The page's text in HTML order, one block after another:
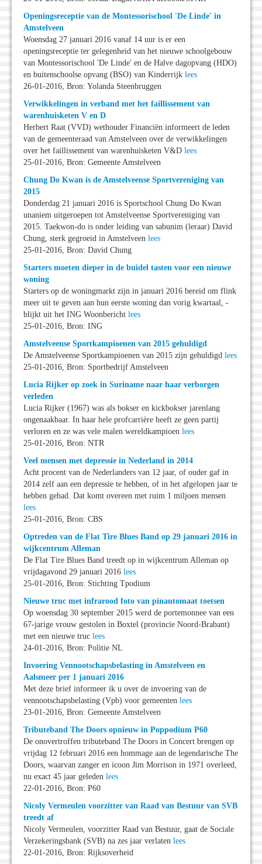
Openingsreceptie van de Montessorischool 'De Linde' in
Amstelveen
Woensdag 27 januari 2016 vanaf 14 uur is er een
openingsreceptie ter gelegenheid van het nieuwe schoolgebouw
van Montessorischool 'De Linde' en de Halve dagopvang (HDO)
en buitenschoolse opvang (BSO) van Kinderrijk lees
26-01-2016, Bron: Yolanda Steenbruggen
Verwikkelingen in verband met het faillissement van
warenhuisketen V en D
Herbert Raat (VVD) wethouder Financiën informeert de leden
van de gemeenteraad van Amstelveen over de verwikkelingen
over het faillissement van warenhuisketen V&D lees
25-01-2016, Bron: Gemeente Amstelveen
Chung Do Kwan is de Amstelveense Sportvereniging van
2015
Donderdag 21 januari 2016 is Sportschool Chung Do Kwan
unaniem uitgeroepen tot Amstelveense Sportvereniging van
2015. Taekwon-do is onder leiding van sabunim (leraar) David
Chung, sterk gegroeid in Amstelveen lees
25-01-2016, Bron: David Chung
Starters moeten dieper in de buidel tasten voor een nieuwe
woning
Starters op de woningmarkt zijn in januari 2016 bereid om flink
meer uit te geven aan hun eerste woning dan vorig kwartaal, -
blijkt uit het ING Woonbericht lees
25-01-2016, Bron: ING
Amstelveense Sportkampioenen van 2015 gehuldigd
De Amstelveense Sportkampioenen van 2015 zijn gehuldigd lees
25-01-2016, Bron: Sportbedrijf Amstelveen
Lucia Rijker op zoek in Suriname naar haar verborgen
verleden
Lucia Rijker (1967) was als bokser en kickbokser jarenlang
ongenaakbaar. In haar hele profcarrière heeft ze geen partij
verloren en ze was vele malen wereldkampioen lees
25-01-2016, Bron: NTR
Veel mensen met depressie in Nederland in 2014
Acht procent van de Nederlanders van 12 jaar, of ouder gaf in
2014 zelf aan een depressie te hebben, of in het afgelopen jaar te
hebben gehad. Dat komt overeen met ruim 1 miljoen mensen
lees
25-01-2016, Bron: CBS
Optreden van de Flat Tire Blues Band op 29 januari 2016 in
wijkcentrum Alleman
De Flat Tire Blues Band treedt op in wijkcentrum Alleman op
vrijdagavond 29 januari 2016 lees
25-01-2016, Bron: Stichting Tpodium
Nieuwe truc met infrarood foto van pinautomaat toetsen
Op woensdag 30 september 2015 werd de portemonnee van een
67-jarige vrouw gestolen in Boxtel (provincie Noord-Brabant)
met een nieuwe truc lees
24-01-2016, Bron: Politie NL
Invoering Vennootschapsbelasting in Amstelveen en
Aalsmeer per 1 januari 2016
Met deze brief informeer ik u over de invoering van de
vennootschapsbelasting (Vpb) voor gemeenten lees
23-01-2016, Bron: Gemeente Amstelveen
Tributeband The Doors opnieuw in Poppodium P60
De onovertroffen tributeband The Doors in Concert brengen op
vrijdag 12 februari 2016 een hommage aan de legendarische The
Doors, waarvan zanger en icoon Jim Morrison in 1971 overleed,
nu exact 45 jaar geleden lees
22-01-2016, Bron: P60
Nicoly Vermeulen voorzitter van Raad van Bestuur van SVB
treedt af
Nicoly Vermeulen, voorzitter Raad van Bestuur, gaat de Sociale
Verzekeringsbank (SVB) na zes jaar verlaten lees
22-01-2016, Bron: Rijksoverheid